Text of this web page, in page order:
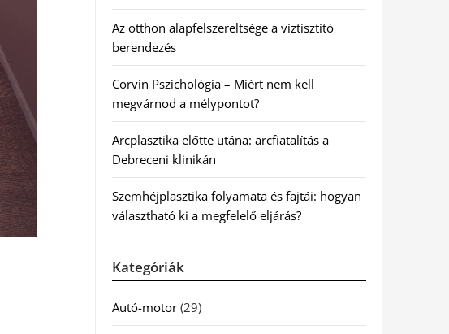
Az otthon alapfelszereltsége a víztisztító
berendezés
Corvin Pszichológia – Miért nem kell
megvárnod a mélypontot?
Arcplasztika előtte utána: arcfiatalítás a
Debreceni klinikán
Szemhéjplasztika folyamata és fajtái: hogyan
választható ki a megfelelő eljárás?
Kategóriák
Autó-motor(29)